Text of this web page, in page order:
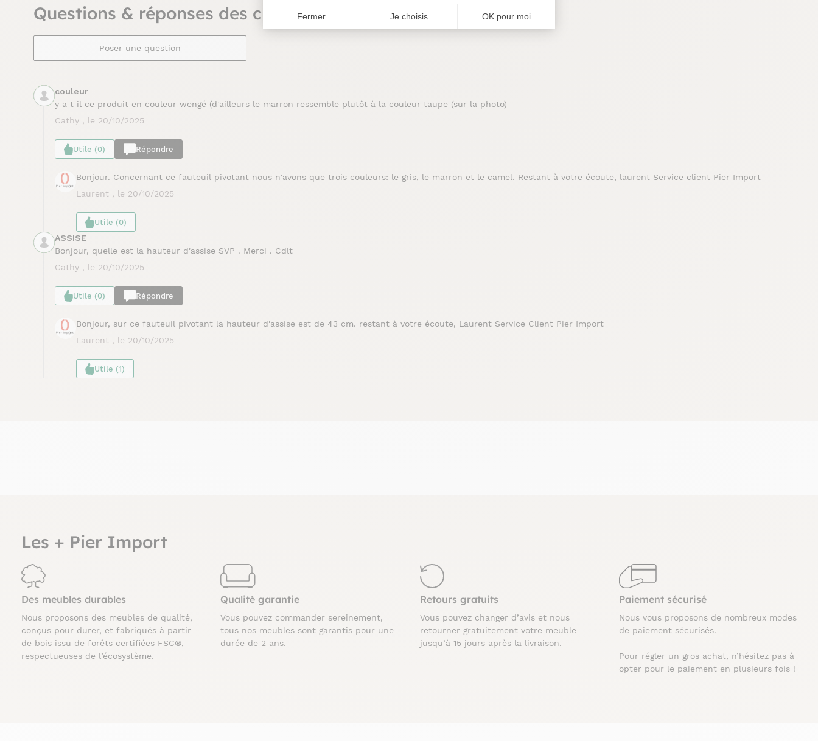
Fermer Je choisis OK pour moi
Questions & réponses des clients (2)
Poser une question
couleur
y a t il ce produit en couleur wengé (d'ailleurs le marron ressemble plutôt à la couleur taupe (sur la photo)
Cathy , le 20/10/2025
Utile (0) Répondre
Bonjour. Concernant ce fauteuil pivotant nous n'avons que trois couleurs: le gris, le marron et le camel. Restant à votre écoute, laurent Service client Pier Import
Laurent , le 20/10/2025
Utile (0)
ASSISE
Bonjour, quelle est la hauteur d'assise SVP . Merci . Cdlt
Cathy , le 20/10/2025
Utile (0) Répondre
Bonjour, sur ce fauteuil pivotant la hauteur d'assise est de 43 cm. restant à votre écoute, Laurent Service Client Pier Import
Laurent , le 20/10/2025
Utile (1)
Les + Pier Import
Des meubles durables
Nous proposons des meubles de qualité,
conçus pour durer, et fabriqués à partir
de bois issu de forêts certifiées FSC®,
respectueuses de l’écosystème.
Qualité garantie
Vous pouvez commander sereinement,
tous nos meubles sont garantis pour une
durée de 2 ans.
Retours gratuits
Vous pouvez changer d’avis et nous
retourner gratuitement votre meuble
jusqu’à 15 jours après la livraison.
Paiement sécurisé
Nous vous proposons de nombreux modes
de paiement sécurisés.
Pour régler un gros achat, n’hésitez pas à
opter pour le paiement en plusieurs fois !